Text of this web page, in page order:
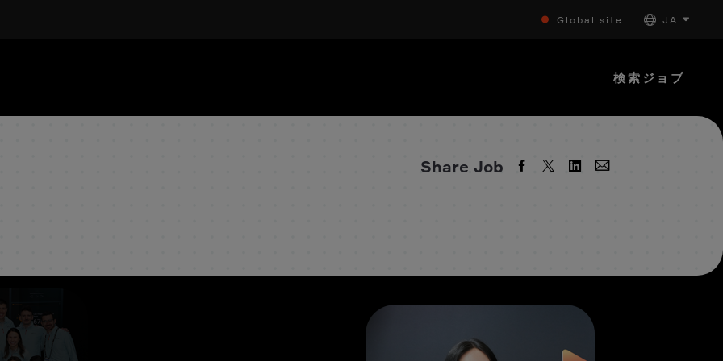
Global site JA
検索ジョブ
Share Job